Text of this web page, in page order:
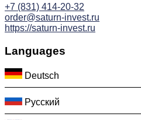
+7 (831) 414-20-32
order@saturn-invest.ru
https://saturn-invest.ru
Languages
Deutsch
Русский